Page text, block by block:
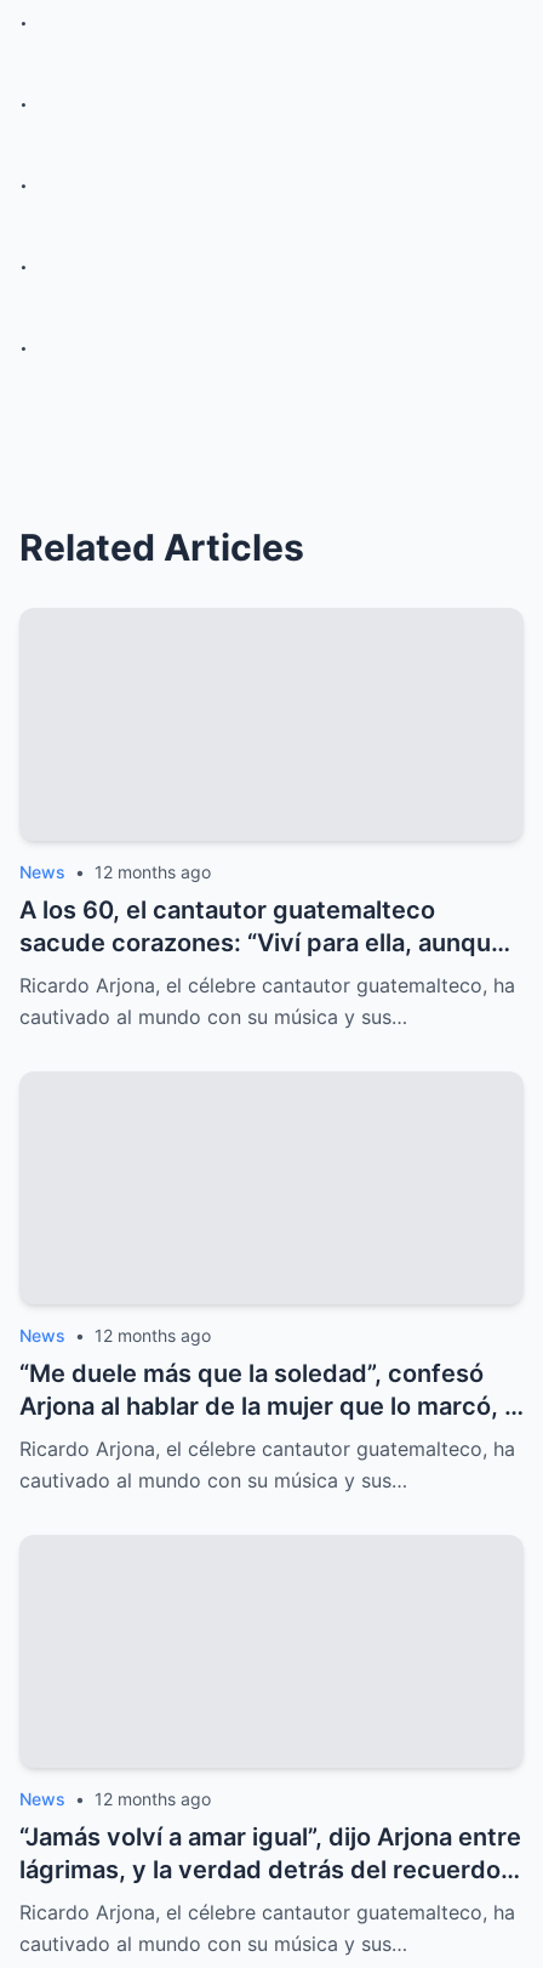
.
.
.
.
.
Related Articles
News • 12 months ago
A los 60, el cantautor guatemalteco
sacude corazones: “Viví para ella, aunque
el mundo nunca lo supo”, y el misterio
sorprende.
Ricardo Arjona, el célebre cantautor guatemalteco, ha
cautivado al mundo con su música y sus…
News • 12 months ago
“Me duele más que la soledad”, confesó
Arjona al hablar de la mujer que lo marcó, y
el secreto oculto salió a la luz.
Ricardo Arjona, el célebre cantautor guatemalteco, ha
cautivado al mundo con su música y sus…
News • 12 months ago
“Jamás volví a amar igual”, dijo Arjona entre
lágrimas, y la verdad detrás del recuerdo
sorprende al mundo.
Ricardo Arjona, el célebre cantautor guatemalteco, ha
cautivado al mundo con su música y sus…